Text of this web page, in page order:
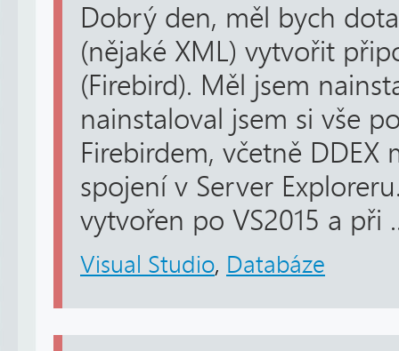
Dobrý den, měl bych
(nějaké XML) vytvořit
(Firebird). Měl jsem
nainstaloval jsem si vše
Firebirdem, včetně
spojení v Server
vytvořen po VS2015 a při
Visual Studio, Databáze